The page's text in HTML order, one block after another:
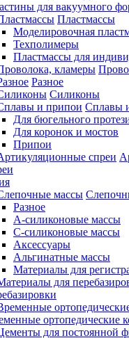
для вакуумного
Пластмассы
Моделировочная
Техполимеры
Пластмассы для
Разное
Силиконы
Сплавы
Для бюгельного
Для коронок и мостов
Припои
Разное
А-силиконовые массы
С-силиконовые массы
Аксессуары
Альгинатные массы
Материалы для
ортопедические